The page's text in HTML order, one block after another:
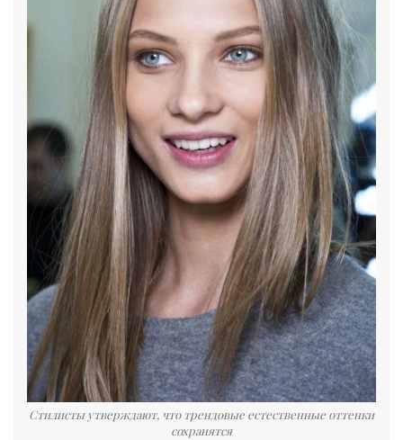
Стилисты утверждают, что трендовые естественные оттенки
сохранятся